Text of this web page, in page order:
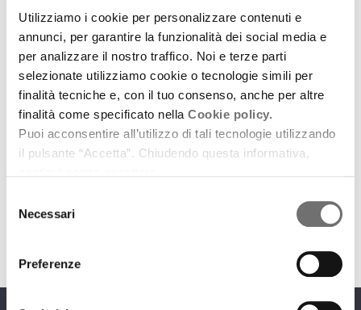
Utilizziamo i cookie per personalizzare contenuti e
annunci, per garantire la funzionalità dei social media e
per analizzare il nostro traffico. Noi e terze parti
selezionate utilizziamo cookie o tecnologie simili per
finalità tecniche e, con il tuo consenso, anche per altre
finalità come specificato nella Cookie policy.
Puoi acconsentire all’utilizzo di tali tecnologie utilizzando
il pulsante “Accetta”. Chiudendo questa informativa,
delNecessari
Preferenze
IBC news
Castelli in Regione
8 agosto 2015
Ascolta